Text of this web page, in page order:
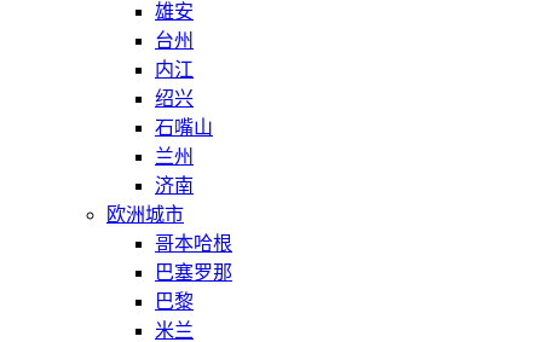
雄安
台州
内江
绍兴
石嘴山
兰州
济南
欧洲城市
哥本哈根
巴塞罗那
巴黎
米兰